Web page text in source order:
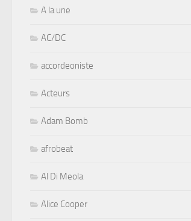
A la une
AC/DC
accordeoniste
Acteurs
Adam Bomb
afrobeat
Al Di Meola
Alice Cooper